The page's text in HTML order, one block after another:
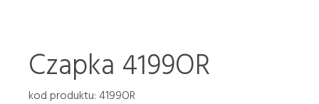
Czapka 4199OR
kod produktu: 4199OR